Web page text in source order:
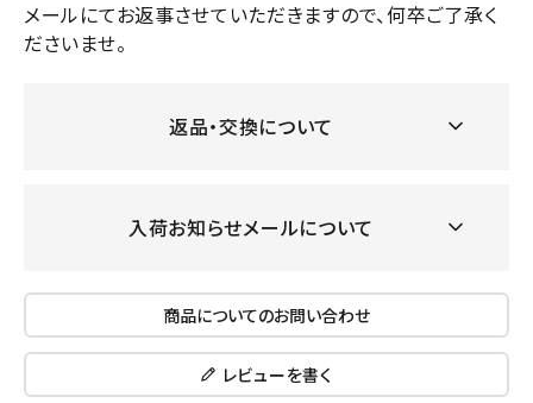
メールにてお返事させていただきますので、何卒ご了承く
ださいませ。
返品・交換について
入荷お知らせメールについて
商品についてのお問い合わせ
レビューを書く